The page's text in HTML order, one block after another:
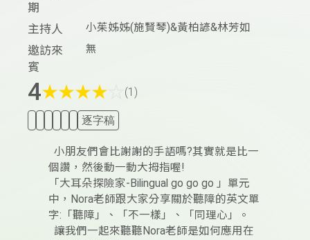
期
主持人 小茱姊姊(施賢琴)&黃柏諺&林芳如
邀訪來
賓
無
4★★★★ (1)
逐字稿
小朋友們會比謝謝的手語嗎?其實就是比一
個讚，然後動一動大拇指喔!
「大耳朵探險家-Bilingual go go go 」單元
中，Nora老師跟大家分享關於聽障的英文單
字:「聽障」、「不一樣」、「同理心」。
讓我們一起來聽聽Nora老師是如何應用在